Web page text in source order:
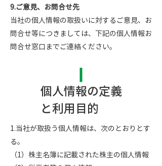
9.ご意見、お問合せ先
当社の個人情報の取扱いに対するご意見、お
問合せ等につきましては、下記の個人情報お
問合せ窓口までご連絡ください。
個人情報の定義
と利用目的
1.当社が取扱う個人情報は、次のとおりとす
る。
（1）株主名簿に記載された株主の個人情報